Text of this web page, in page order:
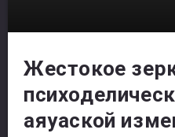
Жестокое
аяуаской